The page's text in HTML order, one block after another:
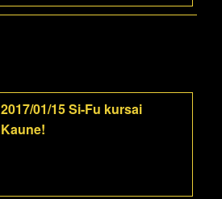
2017/01/15 Si-Fu kursai
Kaune!